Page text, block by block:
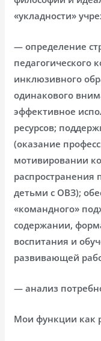
«укладности»
— определение
педагогического
инклюзивного
одинакового
эффективное
ресурсов;
(оказание
мотивировании
распространения
детьми с ОВЗ);
«командного»
содержании,
воспитания и
развивающей
— анализ
Мои функции как